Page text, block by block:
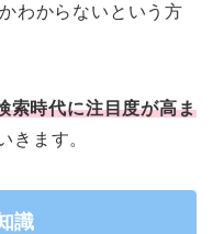
わからないという方
索時代に注目度が高ま
きます。
識